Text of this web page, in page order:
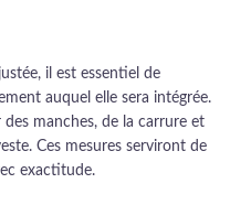
il est essentiel de
auquel elle sera intégrée.
manches, de la carrure et
Ces mesures serviront de
exactitude.